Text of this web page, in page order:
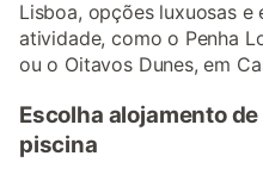
Lisboa, opções luxuosas
atividade, como o Penha
ou o Oitavos Dunes, em
Escolha alojamento
piscina